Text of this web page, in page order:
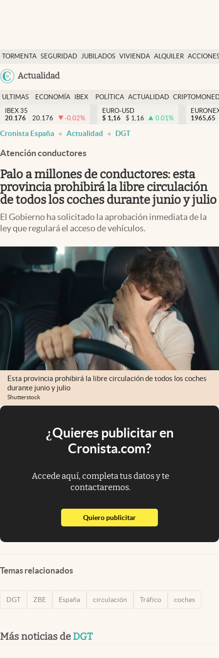
TORMENTA SEGURIDAD JUBILADOS VIVIENDA ALQUILER
USA
Actualidad
Economía y finanzas
Política
Actualidad
Criptomonedas
España
ULTIMAS
NOTICIAS
ECONOMÍA
FINANZAS
IBEX
EURO
POLÍTICA ACTUALIDAD
IBEX 35
20.176
20.176 -0.02%
EURO-USD
$ 1,16 $ 1,16 0.01%
1965,65
Cronista España Actualidad DGT
Atención conductores
Palo a millones de conductores: esta
provincia prohibirá la libre circulación
de todos los coches durante junio y julio
El Gobierno ha solicitado la aprobación inmediata de la
ley que regulará el acceso de vehículos.
Esta provincia prohibirá la libre circulación de todos los coches
durante junio y julio
Shutterstock
¿Quieres publicitar en
Cronista.com?
Accede aquí, completa tus datos y te
contactaremos.
Quiero publicitarabre en nueva pestaña
Temas relacionados
DGT ZBE España circulación Tráfico coches
Más noticias de DGT